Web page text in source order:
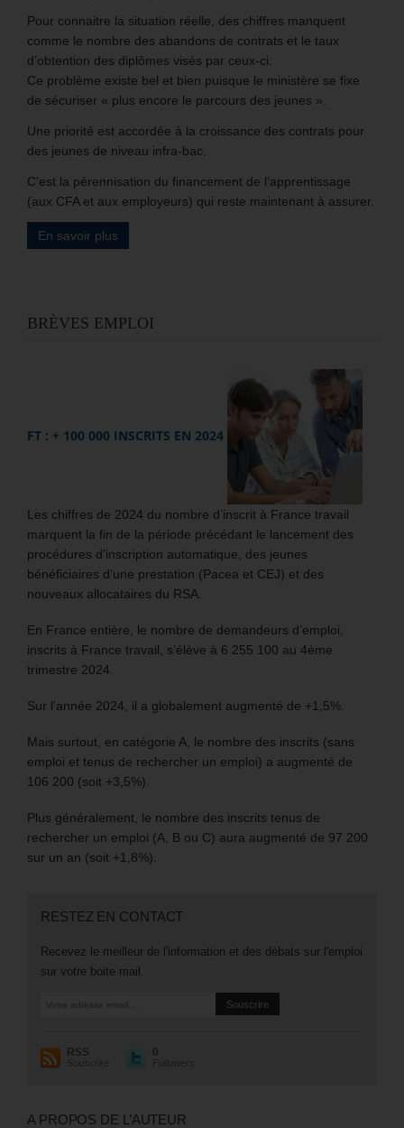
Pour connaitre la situation réelle, des chiffres manquent
comme le nombre des abandons de contrats et le taux
d’obtention des diplômes visés par ceux-ci.
Ce problème existe bel et bien puisque le ministère se fixe
de sécuriser « plus encore le parcours des jeunes ».
Une priorité est accordée à la croissance des contrats pour
des jeunes de niveau infra-bac.
C’est la pérennisation du financement de l’apprentissage
(aux CFA et aux employeurs) qui reste maintenant à assurer.
En savoir plus
BRÈVES EMPLOI
FT : + 100 000 INSCRITS EN 2024
Les chiffres de 2024 du nombre d’inscrit à France travail
marquent la fin de la période précédant le lancement des
procédures d’inscription automatique, des jeunes
bénéficiaires d’une prestation (Pacea et CEJ) et des
nouveaux allocataires du RSA.
En France entière, le nombre de demandeurs d’emploi,
inscrits à France travail, s’élève à 6 255 100 au 4ème
trimestre 2024.
Sur l’année 2024, il a globalement augmenté de +1,5%.
Mais surtout, en catégorie A, le nombre des inscrits (sans
emploi et tenus de rechercher un emploi) a augmenté de
106 200 (soit +3,5%).
Plus généralement, le nombre des inscrits tenus de
rechercher un emploi (A, B ou C) aura augmenté de 97 200
sur un an (soit +1,8%).
RESTEZ EN CONTACT
Recevez le meilleur de l'information et des débats sur l'emploi
sur votre boite mail.
RSS
Souscrire
0
Followers
A PROPOS DE L’AUTEUR